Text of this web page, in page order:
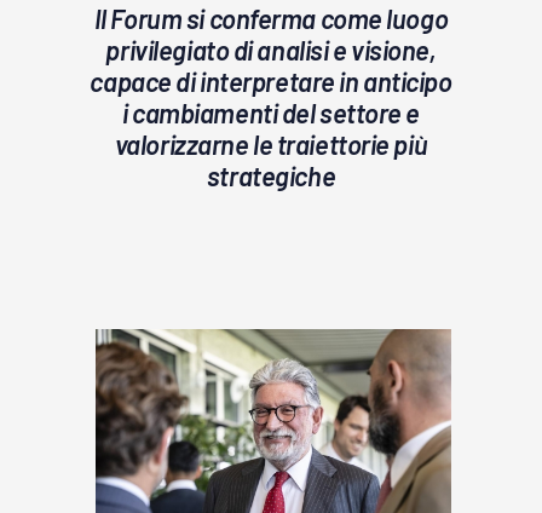
Il Forum si conferma come luogo
privilegiato di analisi e visione,
capace di interpretare in anticipo
i cambiamenti del settore e
valorizzarne le traiettorie più
strategiche